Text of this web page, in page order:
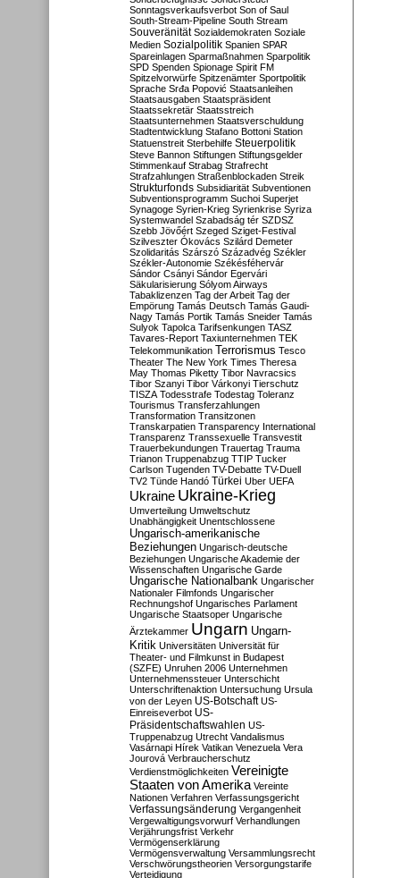
Sonntagsverkaufsverbot Son of Saul
South-Stream-Pipeline South Stream
Souveränität Sozialdemokraten Soziale
Medien Sozialpolitik Spanien SPAR
Spareinlagen Sparmaßnahmen Sparpolitik
SPD Spenden Spionage Spirit FM
Spitzelvorwürfe Spitzenämter Sportpolitik
Sprache Srđa Popović Staatsanleihen
Staatsausgaben Staatspräsident
Staatssekretär Staatsstreich
Staatsunternehmen Staatsverschuldung
Stadtentwicklung Stafano Bottoni Station
Statuenstreit Sterbehilfe Steuerpolitik
Steve Bannon Stiftungen Stiftungsgelder
Stimmenkauf Strabag Strafrecht
Strafzahlungen Straßenblockaden Streik
Strukturfonds Subsidiarität Subventionen
Subventionsprogramm Suchoi Superjet
Synagoge Syrien-Krieg Syrienkrise Syriza
Systemwandel Szabadság tér SZDSZ
Szebb Jövőért Szeged Sziget-Festival
Szilveszter Ókovács Szilárd Demeter
Szolidaritás Szárszó Századvég Székler
Székler-Autonomie Székésféhervár
Sándor Csányi Sándor Egervári
Säkularisierung Sólyom Airways
Tabaklizenzen Tag der Arbeit Tag der
Empörung Tamás Deutsch Tamás Gaudi-
Nagy Tamás Portik Tamás Sneider Tamás
Sulyok Tapolca Tarifsenkungen TASZ
Tavares-Report Taxiunternehmen TEK
Telekommunikation Terrorismus Tesco
Theater The New York Times Theresa
May Thomas Piketty Tibor Navracsics
Tibor Szanyi Tibor Várkonyi Tierschutz
TISZA Todesstrafe Todestag Toleranz
Tourismus Transferzahlungen
Transformation Transitzonen
Transkarpatien Transparency International
Transparenz Transsexuelle Transvestit
Trauerbekundungen Trauertag Trauma
Trianon Truppenabzug TTIP Tucker
Carlson Tugenden TV-Debatte TV-Duell
TV2 Tünde Handó Türkei Uber UEFA
Ukraine Ukraine-Krieg
Umverteilung Umweltschutz
Unabhängigkeit Unentschlossene
Ungarisch-amerikanische
Beziehungen Ungarisch-deutsche
Beziehungen Ungarische Akademie der
Wissenschaften Ungarische Garde
Ungarische Nationalbank Ungarischer
Nationaler Filmfonds Ungarischer
Rechnungshof Ungarisches Parlament
Ungarische Staatsoper Ungarische
Ärztekammer Ungarn Ungarn-
Kritik Universitäten Universität für
Theater- und Filmkunst in Budapest
(SZFE) Unruhen 2006 Unternehmen
Unternehmenssteuer Unterschicht
Unterschriftenaktion Untersuchung Ursula
von der Leyen US-Botschaft US-
Einreiseverbot US-
Präsidentschaftswahlen US-
Truppenabzug Utrecht Vandalismus
Vasárnapi Hírek Vatikan Venezuela Vera
Jourová Verbraucherschutz
Verdienstmöglichkeiten Vereinigte
Staaten von Amerika Vereinte
Nationen Verfahren Verfassungsgericht
Verfassungsänderung Vergangenheit
Vergewaltigungsvorwurf Verhandlungen
Verjährungsfrist Verkehr
Vermögenserklärung
Vermögensverwaltung Versammlungsrecht
Verschwörungstheorien Versorgungstarife
Verteidigung